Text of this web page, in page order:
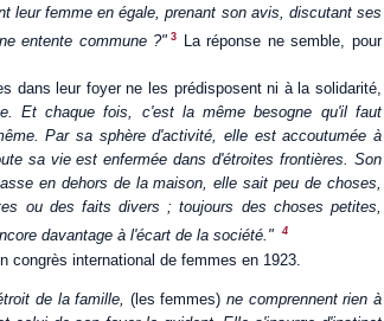
leur femme en égale, prenant son avis, discutant ses
entente commune ?" 3
La réponse ne semble, pour
dans leur foyer ne les prédisposent ni à la solidarité,
Et chaque fois, c'est la même besogne qu'il faut
Par sa sphère d'activité, elle est accoutumée à
sa vie est enfermée dans d'étroites frontières. Son
en dehors de la maison, elle sait peu de choses,
ou des faits divers ; toujours des choses petites,
davantage à l'écart de la société."
4
international de femmes en 1923.
de la famille, (les femmes)ne comprennent rien à